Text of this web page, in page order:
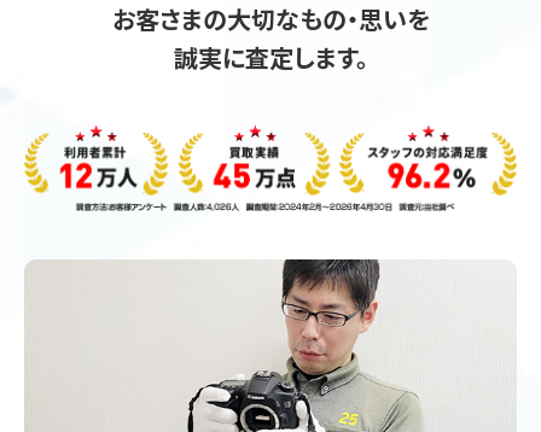
お客さまの大切なもの・思いを
誠実に査定します。